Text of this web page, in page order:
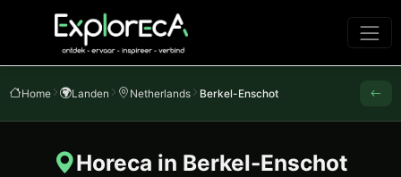
Home Landen Netherlands Berkel-Enschot
Horeca in Berkel-Enschot